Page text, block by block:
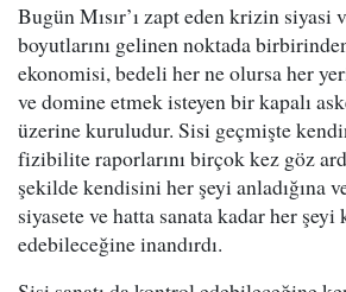
Bugün Mısır’ı zapt eden krizin siyasi
boyutlarını gelinen noktada
ekonomisi, bedeli her ne olursa her
ve domine etmek isteyen bir kapalı
üzerine kuruludur. Sisi geçmişte
fizibilite raporlarını birçok kez göz
şekilde kendisini her şeyi anladığına
siyasete ve hatta sanata kadar her
edebileceğine inandırdı.